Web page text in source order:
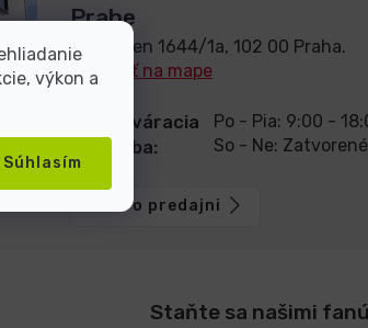
výkon a
Súhlasím
Prahe
U Pekáren 1644/1a, 102 00 Praha.
Zobraziť na mape
Otváracia
doba:
Po - Pia: 9:00 -
So - Ne: Zatvorené
Viac o predajni
Staňte sa našimi